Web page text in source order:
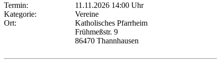
Termin:
11.11.2026 14:00 Uhr
Kategorie:
Vereine
Ort:
Katholisches Pfarrheim
Frühmeßstr. 9
86470 Thannhausen